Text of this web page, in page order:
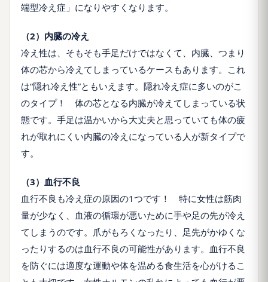
端型冷え症」になりやすくなります。
（2）内臓の冷え
冷え性は、そもそも手足だけではなくて、内臓、つまり
体の芯から冷えてしまっているケースもあります。これ
は“隠れ冷え性”ともいえます。隠れ冷え症に多いのがこ
のタイプ！ 体の芯となる内臓が冷えてしまっている状
態です。手足は温かいから大丈夫と思っていても体の疲
れが取れにくい内臓の冷えになっている人が新タイプで
す。
（3）血行不良
血行不良も冷え症の原因の1つです！ 特に女性は筋肉
量が少なく、血液の循環が悪いために手や足の先が冷え
てしまうのです。爪がもろくなったり、足先がかゆくな
ったりするのは血行不良の可能性があります。血行不良
を防ぐには適度な運動や体を温める食生活を心がけるこ